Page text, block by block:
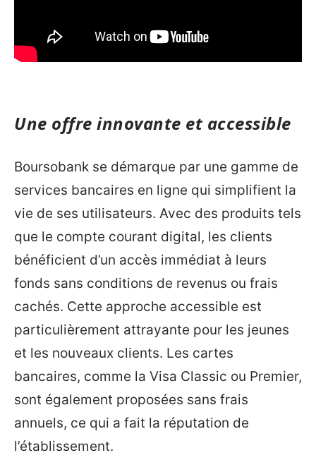
Une offre innovante et accessible
Boursobank se démarque par une gamme de
services bancaires en ligne qui simplifient la
vie de ses utilisateurs. Avec des produits tels
que le compte courant digital, les clients
bénéficient d’un accès immédiat à leurs
fonds sans conditions de revenus ou frais
cachés. Cette approche accessible est
particulièrement attrayante pour les jeunes
et les nouveaux clients. Les cartes
bancaires, comme la Visa Classic ou Premier,
sont également proposées sans frais
annuels, ce qui a fait la réputation de
l’établissement.